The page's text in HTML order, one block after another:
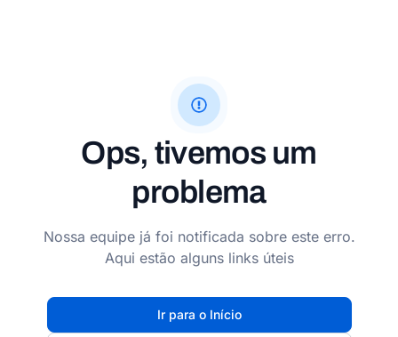
Ops, tivemos um
problema
Nossa equipe já foi notificada sobre este erro.
Aqui estão alguns links úteis
Ir para o Início